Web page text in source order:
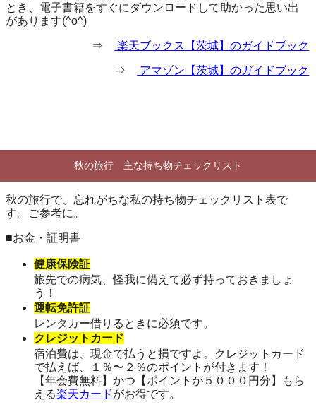
とき、電子書籍をすぐにダウンロードして助かった思い出
があります(^o^)
⇒ 楽天ブックス【茨城】のガイドブック
⇒ アマゾン【茨城】のガイドブック
秋の旅行 主な持ち物チェックリスト
秋の旅行で、忘れがちな私の持ち物チェックリスト表で
す。ご参考に。
■お金・証明書
健康保険証
旅先での病気、怪我に備えて必ず持っておきましょ
う！
運転免許証
レンタカー借りるときに必須です。
クレジットカード
宿泊費は、現金で払うと損ですよ。クレジットカード
で払えば、１％〜２％のポイントが付きます！
【年会費無料】かつ【ポイントが５０００円分】もら
える楽天カードがお得です。